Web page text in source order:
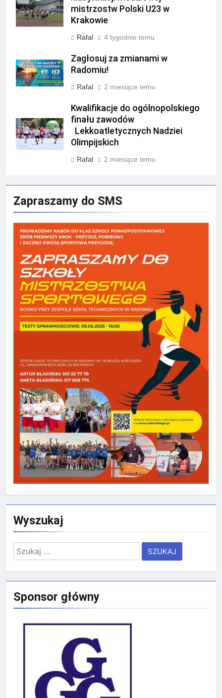
mistrzostw Polski U23 w
Krakowie
Rafal 4 tygodnie temu
Zagłosuj za zmianami w
Radomiu!
Rafal 2 miesiące temu
Kwalifikacje do ogólnopolskiego
finału zawodów
Lekkoatletycznych Nadziei
Olimpijskich
Rafal 2 miesiące temu
Zapraszamy do SMS
Wyszukaj
Szukaj:
Sponsor główny